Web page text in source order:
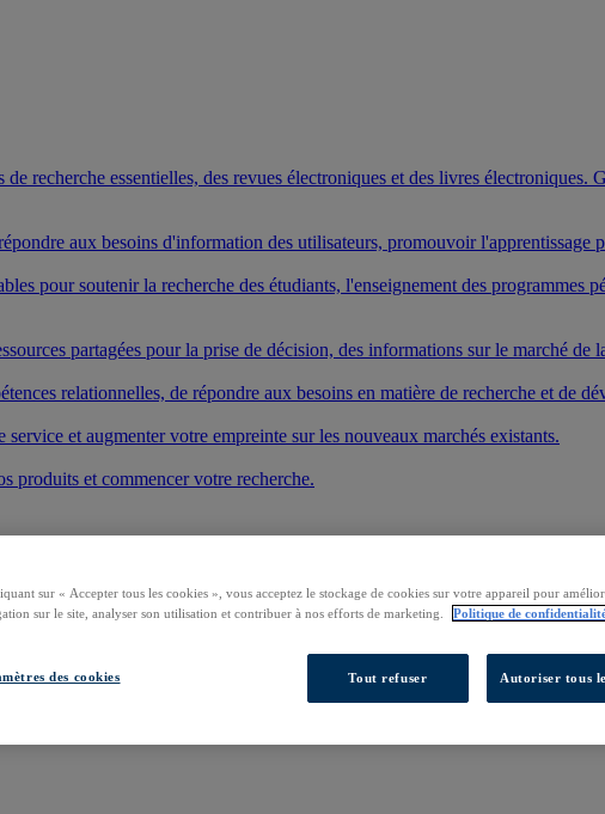
de recherche essentielles, des revues électroniques et des livres
aux besoins d'information des utilisateurs, promouvoir l'apprentissage
pour soutenir la recherche des étudiants, l'enseignement des programmes
partagées pour la prise de décision, des informations sur le marché de
relationnelles, de répondre aux besoins en matière de recherche et de
et augmenter votre empreinte sur les nouveaux marchés existants.
produits et commencer votre recherche.
sur « Accepter tous les cookies », vous acceptez le stockage de cookies sur votre appareil pour
sur le site, analyser son utilisation et contribuer à nos efforts de marketing.
Politique de
des cookies Tout refuser Autoriser tous